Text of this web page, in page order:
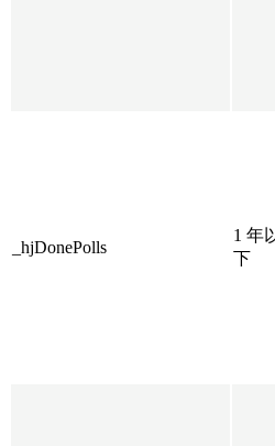
_hjDonePolls
1 年
下